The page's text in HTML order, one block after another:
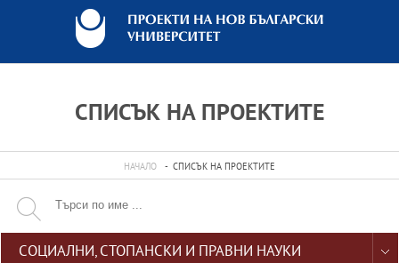
СПИСЪК НА ПРОЕКТИТЕ
НАЧАЛО СПИСЪК НА ПРОЕКТИТЕ

СОЦИАЛНИ, СТОПАНСКИ И ПРАВНИ НАУКИ